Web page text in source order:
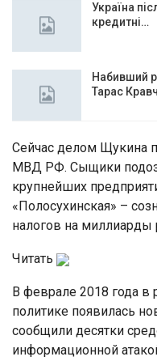
Україна
кредитні…
Набивший
Тарас
Сейчас делом Щукина
МВД РФ. Сыщики
крупнейших
«Полосухинская» –
налогов на миллиарды
Читать
В феврале 2018 года в
политике появилась
сообщили десятки
информационной